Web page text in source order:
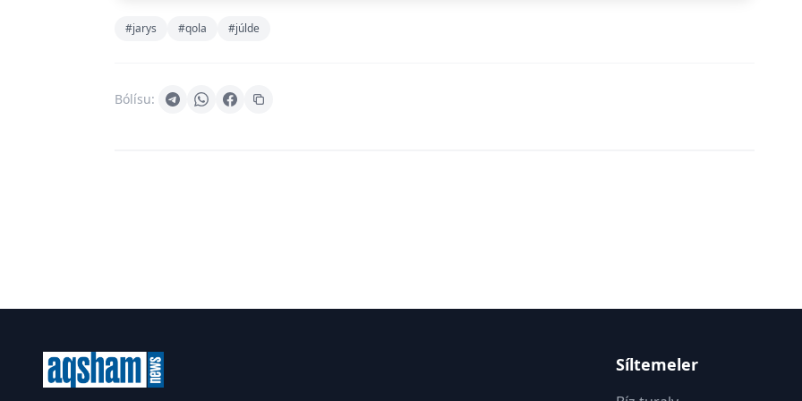
#jarys #qola #júlde
Bólísu:
Síltemeler